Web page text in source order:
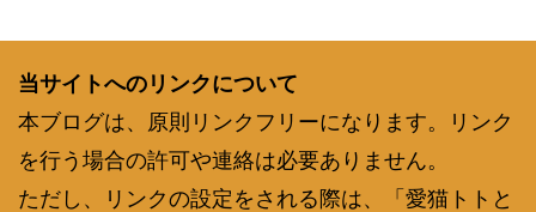
当サイトへのリンクについて
本ブログは、原則リンクフリーになります。リンク
を行う場合の許可や連絡は必要ありません。
ただし、リンクの設定をされる際は、「愛猫トトと